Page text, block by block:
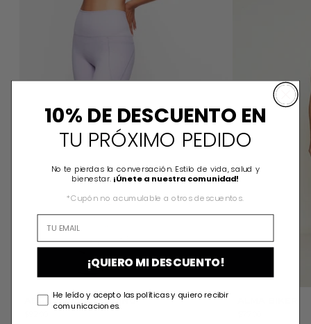
ABRIL MALVA LEGGING
10% DE DESCUENTO EN
TU PRÓXIMO PEDIDO
No te pierdas la conversación. Estilo de vida, salud y
bienestar. ¡Únete a nuestra comunidad!
*Cupón no acumulable a otros descuentos.
¡QUIERO MI DESCUENTO!
He leído y acepto las políticas y quiero recibir
comunicaciones.